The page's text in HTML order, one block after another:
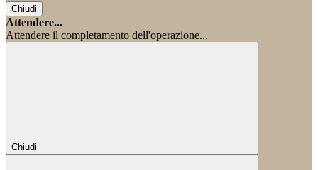
Chiudi
Attendere...
Attendere il completamento dell'operazione...
Chiudi